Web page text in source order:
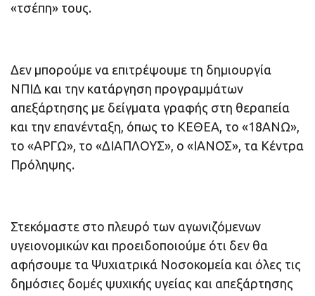
«τσέπη» τους.
Δεν μπορούμε να επιτρέψουμε τη δημιουργία
ΝΠΙΔ και την κατάργηση προγραμμάτων
απεξάρτησης με δείγματα γραφής στη θεραπεία
και την επανένταξη, όπως το ΚΕΘΕΑ, το «18ΑΝΩ»,
το «ΑΡΓΩ», το «ΔΙΑΠΛΟΥΣ», ο «ΙΑΝΟΣ», τα Κέντρα
Πρόληψης.
Στεκόμαστε στο πλευρό των αγωνιζόμενων
υγειονομικών και προειδοποιούμε ότι δεν θα
αφήσουμε τα Ψυχιατρικά Νοσοκομεία και όλες τις
δημόσιες δομές ψυχικής υγείας και απεξάρτησης